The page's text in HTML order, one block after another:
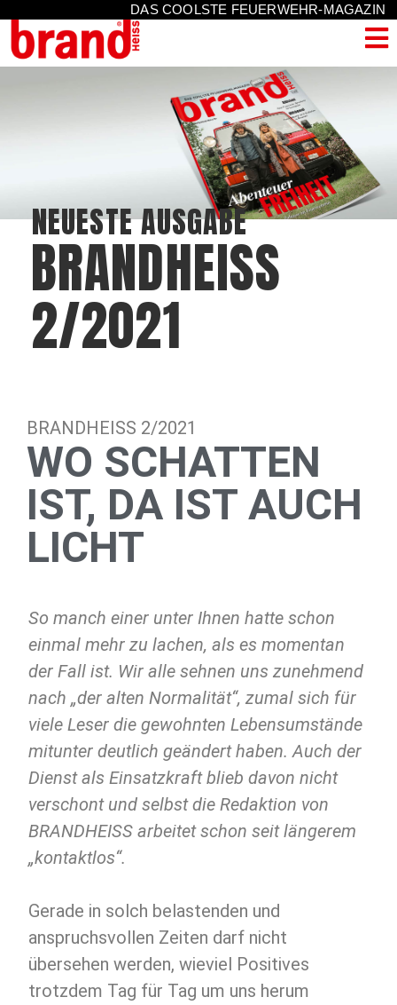
DAS COOLSTE FEUERWEHR-MAGAZIN
NEUESTE AUSGABE
BRANDHEISS
2/2021
BRANDHEISS 2/2021
WO SCHATTEN
IST, DA IST AUCH
LICHT
So manch einer unter Ihnen hatte schon
einmal mehr zu lachen, als es momentan
der Fall ist. Wir alle sehnen uns zunehmend
nach „der alten Normalität“, zumal sich für
viele Leser die gewohnten Lebensumstände
mitunter deutlich geändert haben. Auch der
Dienst als Einsatzkraft blieb davon nicht
verschont und selbst die Redaktion von
BRANDHEISS arbeitet schon seit längerem
„kontaktlos“.
Gerade in solch belastenden und
anspruchsvollen Zeiten darf nicht
übersehen werden, wieviel Positives
trotzdem Tag für Tag um uns herum